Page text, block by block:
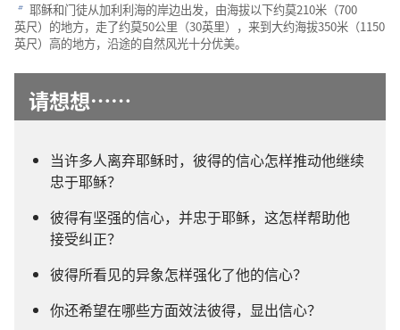
b 耶稣和门徒从加利利海的岸边出发， 由海拔以下约莫210米 （700
英尺） 的地方， 走了约莫50公里 （30英里）， 来到大约海拔350米 （1150
英尺） 高的地方， 沿途的自然风光十分优美。
请想想……
当许多人离弃耶稣时， 彼得的信心怎样推动他继续
忠于耶稣？
彼得有坚强的信心， 并忠于耶稣， 这怎样帮助他
接受纠正？
彼得所看见的异象怎样强化了他的信心？
你还希望在哪些方面效法彼得， 显出信心？